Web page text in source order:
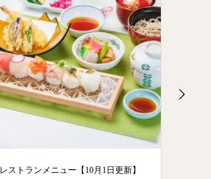
レストランメニュー【10月1日更新】